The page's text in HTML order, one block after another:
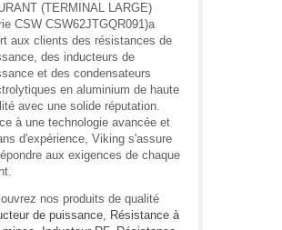
(TERMINAL LARGE)
CSW CSW62JTGQR091)a
aux clients des résistances de
des inducteurs de
et des condensateurs
en aluminium de haute
avec une solide réputation.
à une technologie avancée et
d'expérience, Viking s'assure
aux exigences de chaque
nos produits de qualité
de puissance, Résistance à